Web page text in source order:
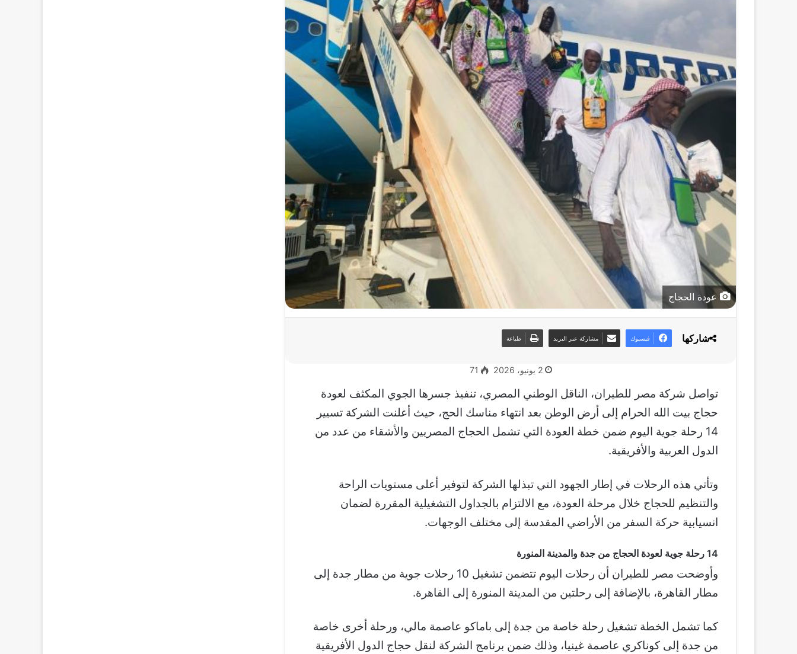
عودة الحجاج
2 يونيو، 2026 71
تواصل شركة مصر للطيران، الناقل الوطني المصري، تنفيذ جسرها الجوي المكثف لعودة
حجاج بيت الله الحرام إلى أرض الوطن بعد انتهاء مناسك الحج، حيث أعلنت الشركة تسيير
14 رحلة جوية اليوم ضمن خطة العودة التي تشمل الحجاج المصريين والأشقاء من عدد من
الدول العربية والأفريقية.
وتأتي هذه الرحلات في إطار الجهود التي تبذلها الشركة لتوفير أعلى مستويات الراحة
والتنظيم للحجاج خلال مرحلة العودة، مع الالتزام بالجداول التشغيلية المقررة لضمان
انسيابية حركة السفر من الأراضي المقدسة إلى مختلف الوجهات.
14 رحلة جوية لعودة الحجاج من جدة والمدينة المنورة
وأوضحت مصر للطيران أن رحلات اليوم تتضمن تشغيل 10 رحلات جوية من مطار جدة إلى
مطار القاهرة، بالإضافة إلى رحلتين من المدينة المنورة إلى القاهرة.
كما تشمل الخطة تشغيل رحلة خاصة من جدة إلى باماكو عاصمة مالي، ورحلة أخرى خاصة
من جدة إلى كوناكري عاصمة غينيا، وذلك ضمن برنامج الشركة لنقل حجاج الدول الأفريقية
شاركها فيسبوك مشاركة عبر البريد طباعة